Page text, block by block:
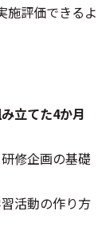
施評価できるよ
立てた4か月
修企画の基礎
活動の作り方